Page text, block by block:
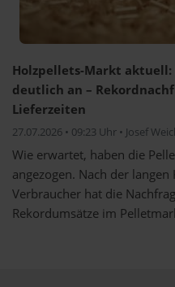
Holzpellets-Markt aktuell:
deutlich an –
Lieferzeiten
27.07.2026 • 09:23 Uhr • Josef
Wie erwartet, haben die
angezogen. Nach der
Verbraucher hat die
Rekordumsätze im